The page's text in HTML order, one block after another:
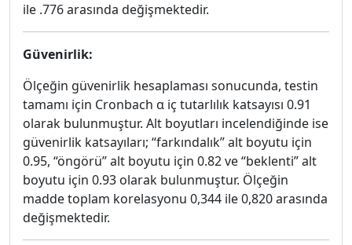
ile .776 arasında değişmektedir.
Güvenirlik:
Ölçeğin güvenirlik hesaplaması sonucunda, testin
tamamı için Cronbach α iç tutarlılık katsayısı 0.91
olarak bulunmuştur. Alt boyutları incelendiğinde ise
güvenirlik katsayıları; “farkındalık” alt boyutu için
0.95, “öngörü” alt boyutu için 0.82 ve “beklenti” alt
boyutu için 0.93 olarak bulunmuştur. Ölçeğin
madde toplam korelasyonu 0,344 ile 0,820 arasında
değişmektedir.